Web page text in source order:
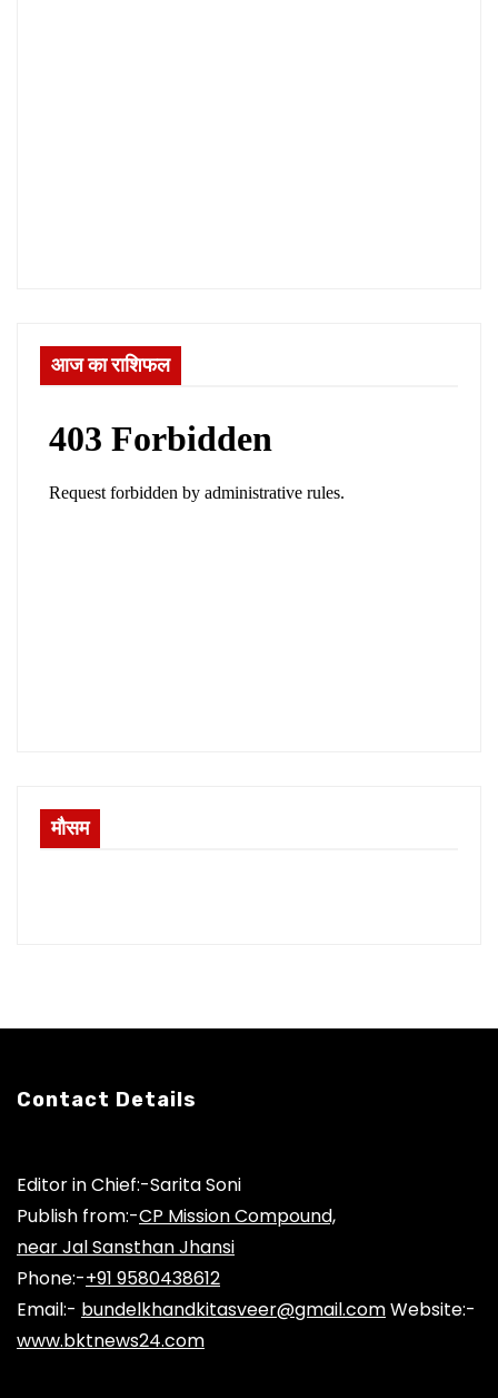
आज का राशिफल
मौसम
Contact Details
Editor in Chief:-Sarita Soni
Publish from:-CP Mission Compound,
near Jal Sansthan Jhansi
Phone:-+91 9580438612
Email:- bundelkhandkitasveer@gmail.comWebsite:-
www.bktnews24.com